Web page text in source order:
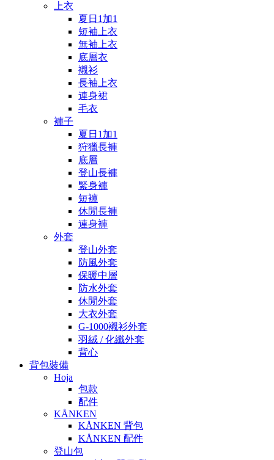
上衣
夏日1加1
短袖上衣
無袖上衣
底層衣
襯衫
長袖上衣
連身裙
毛衣
褲子
夏日1加1
狩獵長褲
底層
登山長褲
緊身褲
短褲
休閒長褲
連身褲
外套
登山外套
防風外套
保暖中層
防水外套
休閒外套
大衣外套
G-1000襯衫外套
羽絨 / 化纖外套
背心
背包裝備
Hoja
包款
配件
KÅNKEN
KÅNKEN 背包
KÅNKEN 配件
登山包